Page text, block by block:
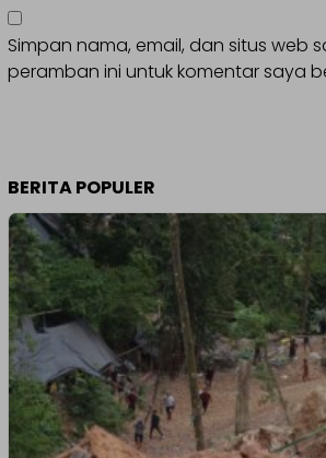
Simpan nama, email, dan situs web
peramban ini untuk komentar saya
BERITA POPULER